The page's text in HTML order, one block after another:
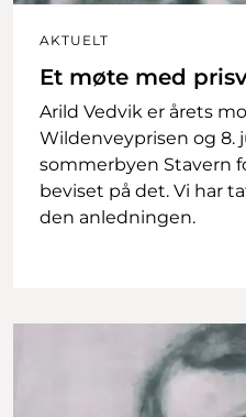
AKTUELT
Et møte med
Arild Vedvik er årets
Wildenveyprisen og 8.
sommerbyen Stavern
beviset på det. Vi har
den anledningen.